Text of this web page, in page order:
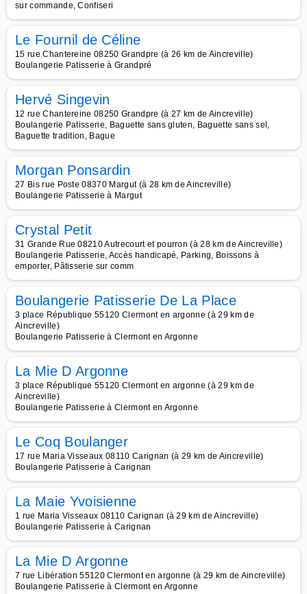
sur commande, Confiseri
Le Fournil de Céline
15 rue Chantereine 08250 Grandpre (à 26 km de Aincreville)
Boulangerie Patisserie à Grandpré
Hervé Singevin
12 rue Chantereine 08250 Grandpre (à 27 km de Aincreville)
Boulangerie Patisserie, Baguette sans gluten, Baguette sans sel,
Baguette tradition, Bague
Morgan Ponsardin
27 Bis rue Poste 08370 Margut (à 28 km de Aincreville)
Boulangerie Patisserie à Margut
Crystal Petit
31 Grande Rue 08210 Autrecourt et pourron (à 28 km de Aincreville)
Boulangerie Patisserie, Accès handicapé, Parking, Boissons à
emporter, Pâtisserie sur comm
Boulangerie Patisserie De La Place
3 place République 55120 Clermont en argonne (à 29 km de
Aincreville)
Boulangerie Patisserie à Clermont en Argonne
La Mie D Argonne
3 place République 55120 Clermont en argonne (à 29 km de
Aincreville)
Boulangerie Patisserie à Clermont en Argonne
Le Coq Boulanger
17 rue Maria Visseaux 08110 Carignan (à 29 km de Aincreville)
Boulangerie Patisserie à Carignan
La Maie Yvoisienne
1 rue Maria Visseaux 08110 Carignan (à 29 km de Aincreville)
Boulangerie Patisserie à Carignan
La Mie D Argonne
7 rue Libération 55120 Clermont en argonne (à 29 km de Aincreville)
Boulangerie Patisserie à Clermont en Argonne